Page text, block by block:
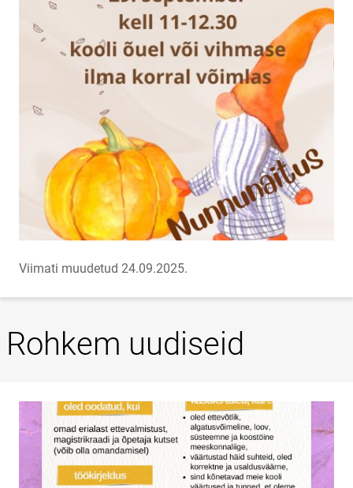
Viimati muudetud 24.09.2025.
Rohkem uudiseid